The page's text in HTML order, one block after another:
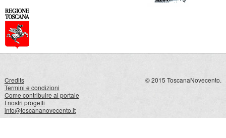
Credits
Termini e condizioni
Come contribuire al portale
I nostri progetti
info@toscananovecento.it
© 2015 ToscanaNovecento.